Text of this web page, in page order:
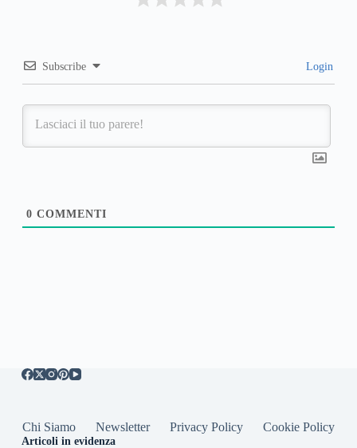
Subscribe Login
0 COMMENTI
Chi Siamo Newsletter Privacy Policy Cookie Policy
Articoli in evidenza